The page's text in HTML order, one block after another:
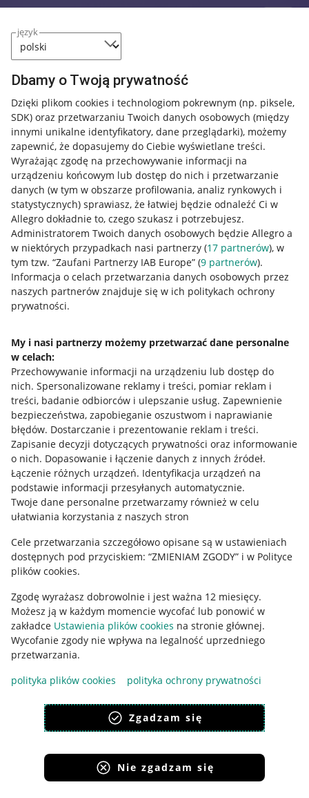
język
Dbamy o Twoją prywatność
Dzięki plikom cookies i technologiom pokrewnym (np. piksele,
SDK) oraz przetwarzaniu Twoich danych osobowych (między
innymi unikalne identyfikatory, dane przeglądarki), możemy
zapewnić, że dopasujemy do Ciebie wyświetlane treści.
Wyrażając zgodę na przechowywanie informacji na
urządzeniu końcowym lub dostęp do nich i przetwarzanie
danych (w tym w obszarze profilowania, analiz rynkowych i
statystycznych) sprawiasz, że łatwiej będzie odnaleźć Ci w
Allegro dokładnie to, czego szukasz i potrzebujesz.
Administratorem Twoich danych osobowych będzie Allegro a
w niektórych przypadkach nasi partnerzy (17 partnerów), w
tym tzw. “Zaufani Partnerzy IAB Europe” (9 partnerów).
Informacja o celach przetwarzania danych osobowych przez
naszych partnerów znajduje się w ich politykach ochrony
prywatności.
My i nasi partnerzy możemy przetwarzać dane personalne
w celach:
Przechowywanie informacji na urządzeniu lub dostęp do
nich. Spersonalizowane reklamy i treści, pomiar reklam i
treści, badanie odbiorców i ulepszanie usług. Zapewnienie
bezpieczeństwa, zapobieganie oszustwom i naprawianie
błędów. Dostarczanie i prezentowanie reklam i treści.
Zapisanie decyzji dotyczących prywatności oraz informowanie
o nich. Dopasowanie i łączenie danych z innych źródeł.
Łączenie różnych urządzeń. Identyfikacja urządzeń na
podstawie informacji przesyłanych automatycznie.
Twoje dane personalne przetwarzamy również w celu
ułatwiania korzystania z naszych stron
Cele przetwarzania szczegółowo opisane są w ustawieniach
dostępnych pod przyciskiem: “ZMIENIAM ZGODY” i w Polityce
plików cookies.
Zgodę wyrażasz dobrowolnie i jest ważna 12 miesięcy.
Możesz ją w każdym momencie wycofać lub ponowić w
zakładce Ustawienia plików cookies na stronie głównej.
Wycofanie zgody nie wpływa na legalność uprzedniego
przetwarzania.
polityka plików cookies
polityka ochrony prywatności
Zgadzam się
Nie zgadzam się
Przydatne informacje
Jak to działa
Allegro Gadane dla sprzedających
Allegro Gadane dla kupujących
Mapa miejscowości
Informacje prawne
Regulamin
Polityka plików "cookies"
Ustawienia plików "cookies"
Udostępnianie lokalizacji
Informacje dla Aktu o Usługach Cyfrowych
Pobierz aplikację
Korzystanie z serwisu oznacza akceptacjęregulaminu